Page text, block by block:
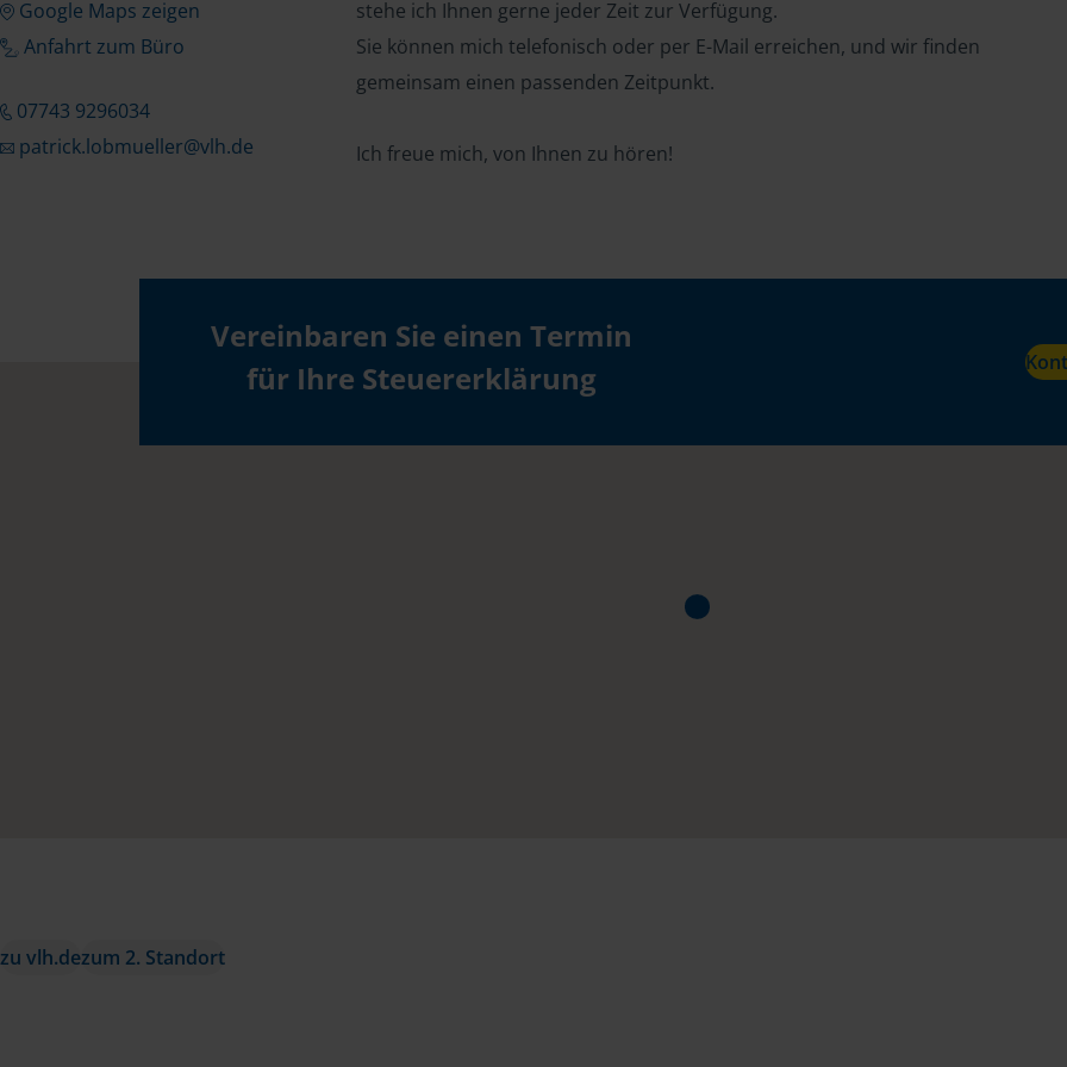
Google Maps zeigen
Anfahrt zum Büro
07743 9296034
patrick.lobmueller@vlh.de
stehe ich Ihnen gerne jeder Zeit zur Verfügung.
Sie können mich telefonisch oder per E-Mail erreichen, und wir finden
gemeinsam einen passenden Zeitpunkt.
Ich freue mich, von Ihnen zu hören!
Vereinbaren Sie einen Termin
für Ihre Steuererklärung
zu vlh.dezum 2. Standort